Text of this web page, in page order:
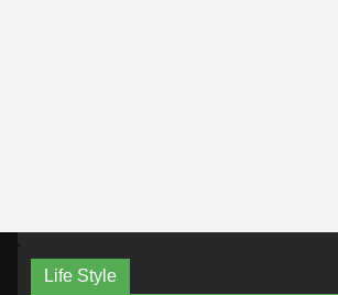
Life Style